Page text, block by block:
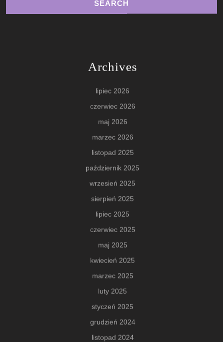
Archives
lipiec 2026
czerwiec 2026
maj 2026
marzec 2026
listopad 2025
październik 2025
wrzesień 2025
sierpień 2025
lipiec 2025
czerwiec 2025
maj 2025
kwiecień 2025
marzec 2025
luty 2025
styczeń 2025
grudzień 2024
listopad 2024